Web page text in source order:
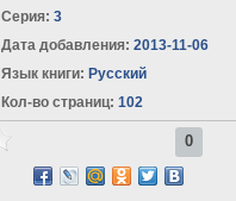
Серия: 3
Дата добавления: 2013-11-06
Язык книги: Русский
Кол-во страниц: 102
0